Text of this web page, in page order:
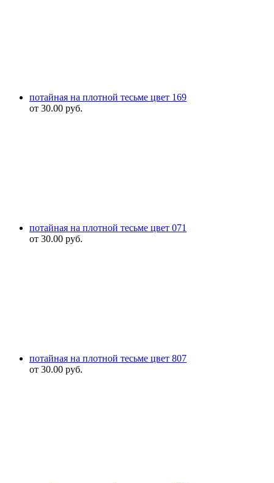
потайная на плотной тесьме цвет 169
от 30.00 руб.
потайная на плотной тесьме цвет 071
от 30.00 руб.
потайная на плотной тесьме цвет 807
от 30.00 руб.